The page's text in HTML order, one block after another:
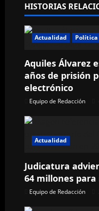
c
i
ó
n
d
e
e
n
t
r
HISTORIAS
Actualidad Política
Aquiles Álvarez
años de prisión
electrónico
Equipo de Redacción
Actualidad
Judicatura
64 millones
Equipo de Redacción